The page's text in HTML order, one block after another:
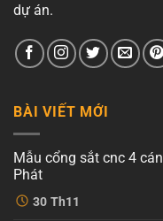
dự án.
BÀI VIẾT MỚI
30 Th11
Mẫu cổng sắt cnc 4
Phát
Không
có